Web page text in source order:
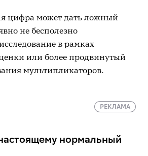
цифра может дать ложный
не бесполезно
в рамках
или более продвинутый
мультипликаторов.
РЕКЛАМА
нормальный